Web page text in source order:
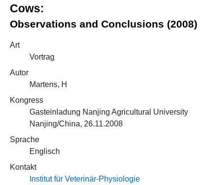
Cows:
Observations and Conclusions (2008)
Art
Vortrag
Autor
Martens, H
Kongress
Gasteinladung Nanjing Agricultural University
Nanjing/China, 26.11.2008
Sprache
Englisch
Kontakt
Institut für Veterinär-Physiologie